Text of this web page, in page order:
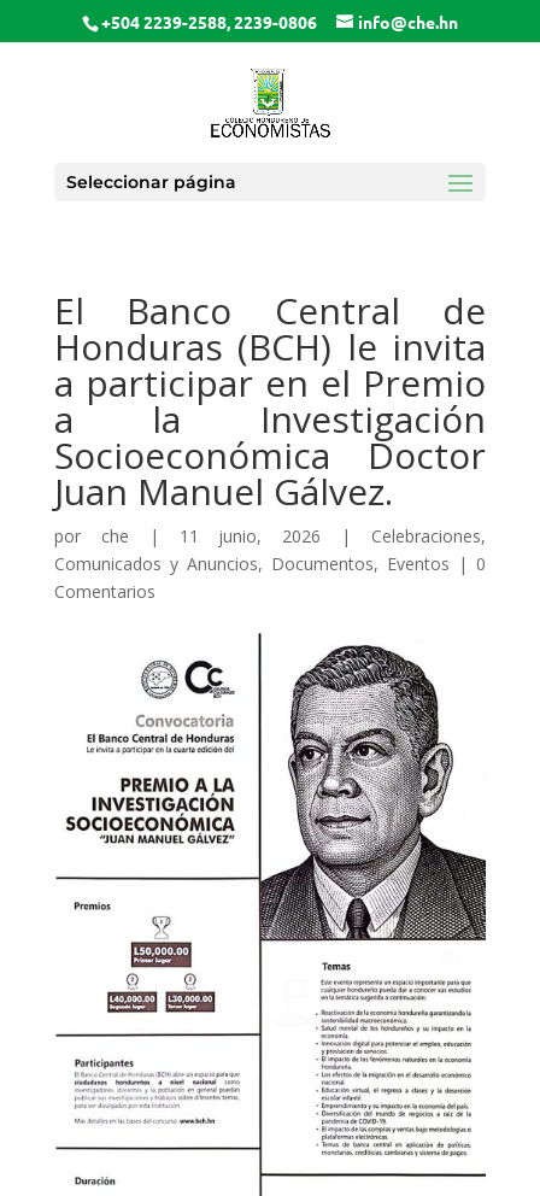
+504 2239-2588, 2239-0806 info@che.hn
Seleccionar página
El Banco Central de
Honduras (BCH) le invita
a participar en el Premio
a la Investigación
Socioeconómica Doctor
Juan Manuel Gálvez.
por che | 11 junio, 2026 | Celebraciones,
Comunicados y Anuncios, Documentos, Eventos | 0
Comentarios